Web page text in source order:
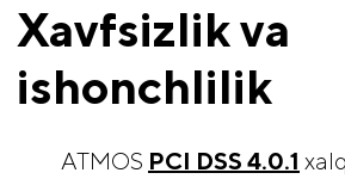
Xavfsizlik va
ishonchlilik
ATMOS PCI DSS 4.0.1